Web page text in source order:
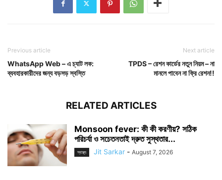
Previous article
WhatsApp Web – এ চ্যাট লক:
ব্যবহারকারীদের জন্য বড়সড় স্বস্তি
Next article
TPDS – রেশন কার্ডের নতুন নিয়ম – না
মানলে পাবেন না ফ্রি রেশন!!
RELATED ARTICLES
Monsoon fever: কী কী করণীয়? সঠিক
পরিচর্যা ও সচেতনতাই দ্রুত সুস্থতার...
স্বাস্থ্য Jit Sarkar - August 7, 2026